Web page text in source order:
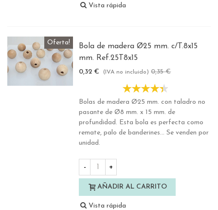
Vista rápida
Oferta!
Bola de madera Ø25 mm. c/T.8x15
mm. Ref.25T8x15
0,32 € (IVA no incluido) 0,35 €
Bolas de madera Ø25 mm. con taladro no
pasante de Ø8 mm. x 15 mm. de
profundidad. Esta bola es perfecta como
remate, palo de banderines... Se venden por
unidad.
- +
AÑADIR AL CARRITO
Vista rápida